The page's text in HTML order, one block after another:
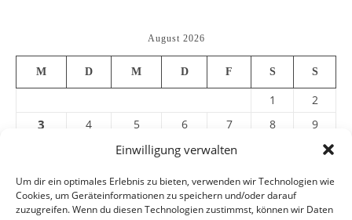
Einwilligung verwalten
Um dir ein optimales Erlebnis zu bieten, verwenden wir Technologien wie
Cookies, um Geräteinformationen zu speichern und/oder darauf
zuzugreifen. Wenn du diesen Technologien zustimmst, können wir Daten
August 2026
M D M D F S S
1 2
3 4 5 6 7 8
9
12 13 14
24
25 26 27 28 29